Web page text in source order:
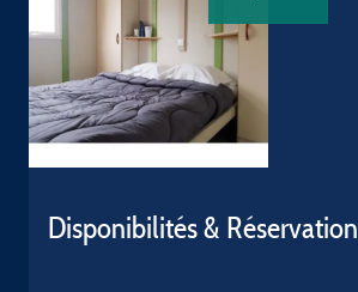
Disponibilités & Réservation